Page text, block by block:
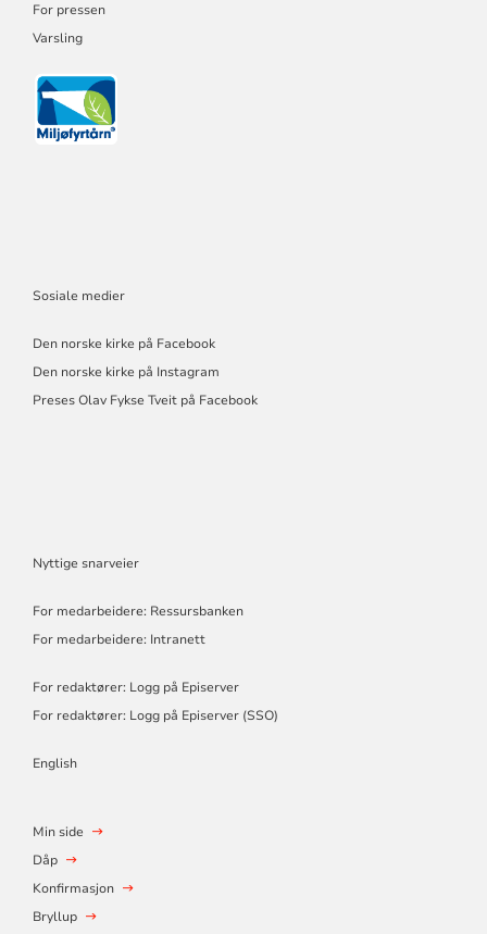
For pressen
Varsling
Sosiale medier
Den norske kirke på Facebook
Den norske kirke på Instagram
Preses Olav Fykse Tveit på Facebook
Nyttige snarveier
For medarbeidere: Ressursbanken
For medarbeidere: Intranett
For redaktører: Logg på Episerver
For redaktører: Logg på Episerver (SSO)
English
Min side
Dåp
Konfirmasjon
Bryllup